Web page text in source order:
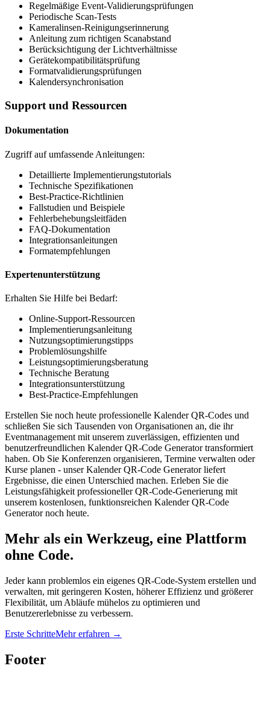
Regelmäßige Event-Validierungsprüfungen
Periodische Scan-Tests
Kameralinsen-Reinigungserinnerung
Anleitung zum richtigen Scanabstand
Berücksichtigung der Lichtverhältnisse
Gerätekompatibilitätsprüfung
Formatvalidierungsprüfungen
Kalendersynchronisation
Support und Ressourcen
Dokumentation
Zugriff auf umfassende Anleitungen:
Detaillierte Implementierungstutorials
Technische Spezifikationen
Best-Practice-Richtlinien
Fallstudien und Beispiele
Fehlerbehebungsleitfäden
FAQ-Dokumentation
Integrationsanleitungen
Formatempfehlungen
Expertenunterstützung
Erhalten Sie Hilfe bei Bedarf:
Online-Support-Ressourcen
Implementierungsanleitung
Nutzungsoptimierungstipps
Problemlösungshilfe
Leistungsoptimierungsberatung
Technische Beratung
Integrationsunterstützung
Best-Practice-Empfehlungen
Erstellen Sie noch heute professionelle Kalender QR-Codes und
schließen Sie sich Tausenden von Organisationen an, die ihr
Eventmanagement mit unserem zuverlässigen, effizienten und
benutzerfreundlichen Kalender QR-Code Generator transformiert
haben. Ob Sie Konferenzen organisieren, Termine verwalten oder
Kurse planen - unser Kalender QR-Code Generator liefert
Ergebnisse, die einen Unterschied machen. Erleben Sie die
Leistungsfähigkeit professioneller QR-Code-Generierung mit
unserem kostenlosen, funktionsreichen Kalender QR-Code
Generator noch heute.
Mehr als ein Werkzeug, eine Plattform
ohne Code.
Jeder kann problemlos ein eigenes QR-Code-System erstellen und
verwalten, mit geringeren Kosten, höherer Effizienz und größerer
Flexibilität, um Abläufe mühelos zu optimieren und
Benutzererlebnisse zu verbessern.
Erste SchritteMehr erfahren →
Footer